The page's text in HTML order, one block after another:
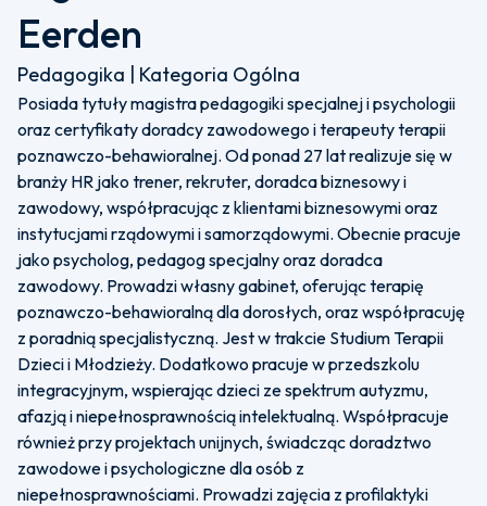
Eerden
Pedagogika | Kategoria Ogólna
Posiada tytuły magistra pedagogiki specjalnej i psychologii
oraz certyfikaty doradcy zawodowego i terapeuty terapii
poznawczo-behawioralnej. Od ponad 27 lat realizuje się w
branży HR jako trener, rekruter, doradca biznesowy i
zawodowy, współpracując z klientami biznesowymi oraz
instytucjami rządowymi i samorządowymi. Obecnie pracuje
jako psycholog, pedagog specjalny oraz doradca
zawodowy. Prowadzi własny gabinet, oferując terapię
poznawczo-behawioralną dla dorosłych, oraz współpracuję
z poradnią specjalistyczną. Jest w trakcie Studium Terapii
Dzieci i Młodzieży. Dodatkowo pracuje w przedszkolu
integracyjnym, wspierając dzieci ze spektrum autyzmu,
afazją i niepełnosprawnością intelektualną. Współpracuje
również przy projektach unijnych, świadcząc doradztwo
zawodowe i psychologiczne dla osób z
niepełnosprawnościami. Prowadzi zajęcia z profilaktyki